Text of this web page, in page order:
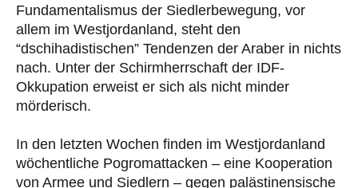
Fundamentalismus der Siedlerbewegung, vor
allem im Westjordanland, steht den
“dschihadistischen” Tendenzen der Araber in nichts
nach. Unter der Schirmherrschaft der IDF-
Okkupation erweist er sich als nicht minder
mörderisch.
In den letzten Wochen finden im Westjordanland
wöchentliche Pogromattacken – eine Kooperation
von Armee und Siedlern – gegen palästinensische